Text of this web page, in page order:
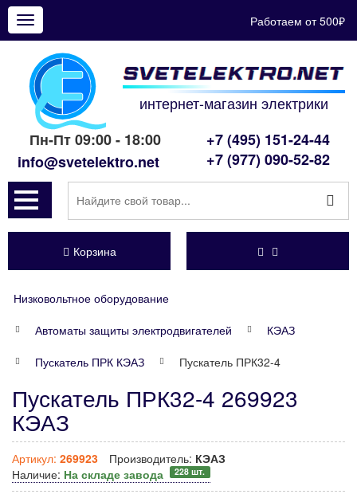
Показать
меню
Работаем от 500₽
интернет-магазин электрики
Пн-Пт 09:00 - 18:00
info@svetelektro.net
+7 (495) 151-24-44
+7 (977) 090-52-82
Корзина
Низковольтное оборудование
Автоматы защиты электродвигателей
КЭАЗ
Пускатель ПРК КЭАЗ
Пускатель ПРК32-4
Пускатель ПРК32-4 269923
КЭАЗ
Артикул: 269923 Производитель: КЭАЗ
Наличие: На складе завода 228 шт.